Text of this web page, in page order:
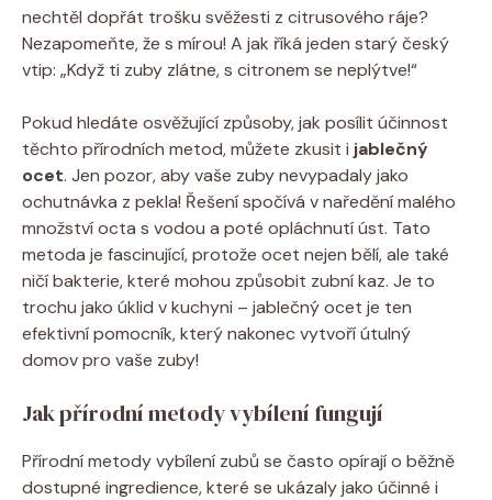
nechtěl dopřát trošku svěžesti z citrusového ráje?
Nezapomeňte, že s mírou! A jak říká jeden starý český
vtip: „Když ti zuby zlátne, s citronem se neplýtve!“
Pokud hledáte osvěžující způsoby, jak posílit účinnost
těchto přírodních metod, můžete zkusit i jablečný
ocet. Jen pozor, aby vaše zuby nevypadaly jako
ochutnávka z pekla! Řešení spočívá v naředění malého
množství octa s vodou a poté opláchnutí úst. Tato
metoda je fascinující, protože ocet nejen bělí, ale také
ničí bakterie, které mohou způsobit zubní kaz. Je to
trochu jako úklid v kuchyni – jablečný ocet je ten
efektivní pomocník, který nakonec vytvoří útulný
domov pro vaše zuby!
Jak přírodní metody vybílení fungují
Přírodní metody vybílení zubů se často opírají o běžně
dostupné ingredience, které se ukázaly jako účinné i